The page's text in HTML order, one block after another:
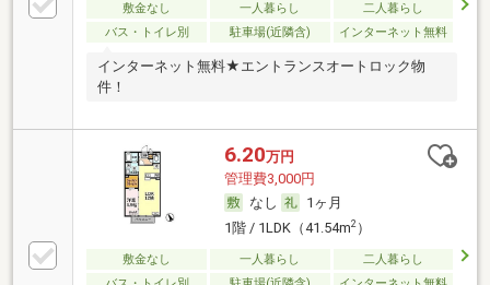
敷金なし 一人暮らし
二人暮らし
バス・トイレ別
駐車場(近隣含) インターネット無料
インターネット無料★エントランスオートロック物
件！
6.20万円
管理費3,000円
なし
1ヶ月
1階 / 1LDK（41.54m2）
敷金なし 一人暮らし
二人暮らし